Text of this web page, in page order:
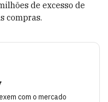
de excesso de
compras.
com o mercado